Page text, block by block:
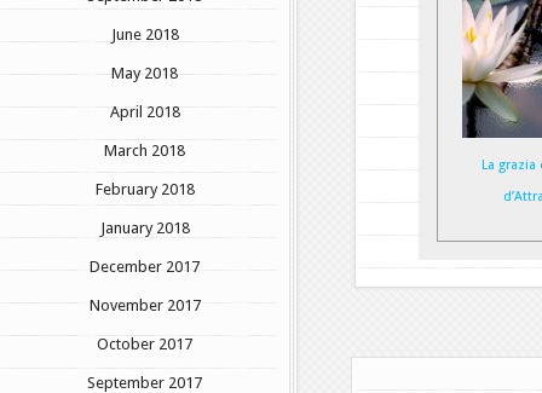
June 2018
May 2018
April 2018
March 2018
February 2018
January 2018
December 2017
November 2017
October 2017
September 2017
La grazia